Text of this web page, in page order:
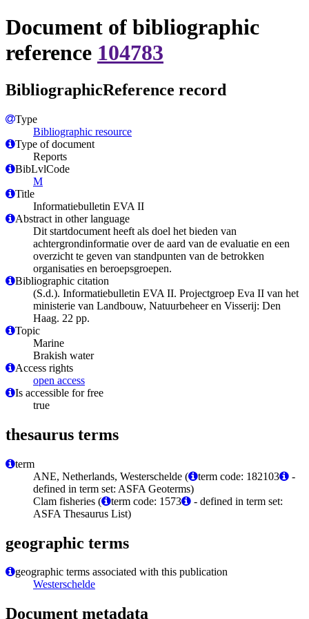
Document of bibliographic
reference 104783
BibliographicReference record
Type
Bibliographic resource
Type of document
Reports
BibLvlCode
M
Title
Informatiebulletin EVA II
Abstract in other language
Dit startdocument heeft als doel het bieden van
achtergrondinformatie over de aard van de evaluatie en een
overzicht te geven van standpunten van de betrokken
organisaties en beroepsgroepen.
Bibliographic citation
(S.d.). Informatiebulletin EVA II. Projectgroep Eva II van het
ministerie van Landbouw, Natuurbeheer en Visserij: Den
Haag. 22 pp.
Topic
Marine
Brakish water
Access rights
open access
Is accessible for free
true
thesaurus terms
term
ANE, Netherlands, Westerschelde (
term code: 182103
-
defined in term set: ASFA Geoterms)
Clam fisheries (
term code: 1573
- defined in term set:
ASFA Thesaurus List)
geographic terms
geographic terms associated with this publication
Westerschelde
Document metadata